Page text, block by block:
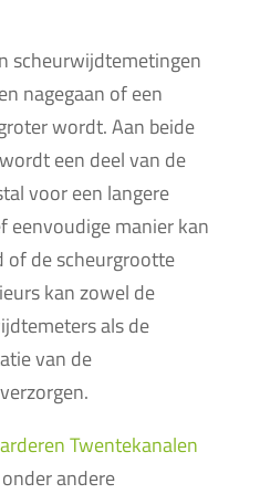
scheurwijdtemetingen
nagegaan of een
wordt. Aan beide
een deel van de
voor een langere
eenvoudige manier kan
of de scheurgrootte
kan zowel de
als de
van de
Twentekanalen
andere